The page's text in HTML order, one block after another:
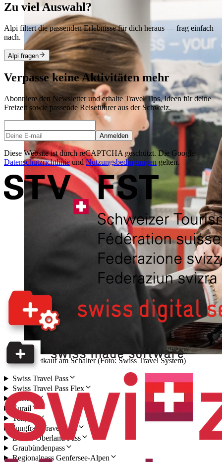
Ticketkauf am Schalter (Foto: Swiss Travel System)
Swiss Travel Pass
Swiss Travel Pass Flex
Interrail
Eurail
Tellpass
Jungfrau Travel Pass
Berner Oberland Pass
Graubündenpass
Regionalpass Genfersee-Alpen
Zu viel Auswahl?
Alpi filtert die passenden Erlebnisse für dich heraus — frag einfach
nach.
Alpi fragen
Verpasse keine Aktivitäten mehr
Abonniere den Newsletter und erhalte Travel Tips, Ideen für deine
Freizeit sowie passende Reiseführer aus der Schweiz.
Anmelden
Diese Website ist durch reCAPTCHA geschützt. Die Google
Datenschutzrichtlinie undNutzungsbedingungen gelten.